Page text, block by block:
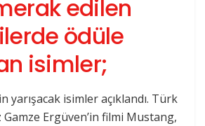
edilen
ödüle
isimler;
yarışacak isimler açıklandı. Türk
Ergüven’in filmi Mustang,